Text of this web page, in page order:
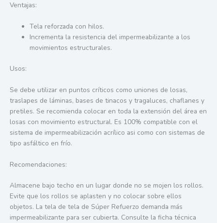
Ventajas:
Tela reforzada con hilos.
Incrementa la resistencia del impermeabilizante a los
movimientos estructurales.
Usos:
Se debe utilizar en puntos críticos como uniones de losas,
traslapes de láminas, bases de tinacos y tragaluces, chaflanes y
pretiles. Se recomienda colocar en toda la extensión del área en
losas con movimiento estructural. Es 100% compatible con el
sistema de impermeabilización acrílico asi como con sistemas de
tipo asfáltico en frío.
Recomendaciones:
Almacene bajo techo en un lugar donde no se mojen los rollos.
Evite que los rollos se aplasten y no colocar sobre ellos
objetos. La tela de tela de Súper Refuerzo demanda más
impermeabilizante para ser cubierta. Consulte la ficha técnica